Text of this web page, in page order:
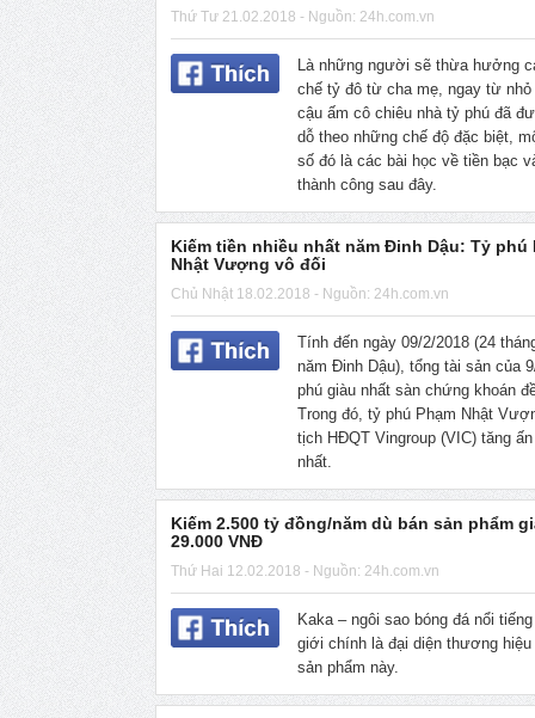
Thứ Tư 21.02.2018 - Nguồn: 24h.com.vn
Là những người sẽ thừa hưởng
chế tỷ đô từ cha mẹ, ngay từ
cậu ấm cô chiêu nhà tỷ phú đã
dỗ theo những chế độ đặc biệt,
số đó là các bài học về tiền bạc
thành công sau đây.
Kiếm tiền nhiều nhất năm Đinh Dậu: Tỷ phú
Nhật Vượng vô đối
Chủ Nhật 18.02.2018 - Nguồn: 24h.com.vn
Tính đến ngày 09/2/2018 (24
năm Đinh Dậu), tổng tài sản của
phú giàu nhất sàn chứng khoán
Trong đó, tỷ phú Phạm Nhật
tịch HĐQT Vingroup (VIC) tăng
nhất.
Kiếm 2.500 tỷ đồng/năm dù bán sản phẩm
29.000 VNĐ
Thứ Hai 12.02.2018 - Nguồn: 24h.com.vn
Kaka – ngôi sao bóng đá nổi
giới chính là đại diện thương hiệu
sản phẩm này.